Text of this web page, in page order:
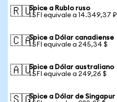
🇷🇺Spice a Rublo ruso
1 SFI equivale a 14.349,37 ₽
🇨🇦Spice a Dólar canadiense
1 SFI equivale a 245,34 $
🇦🇺Spice a Dólar australiano
1 SFI equivale a 249,26 $
Spice a Dólar de Singapur